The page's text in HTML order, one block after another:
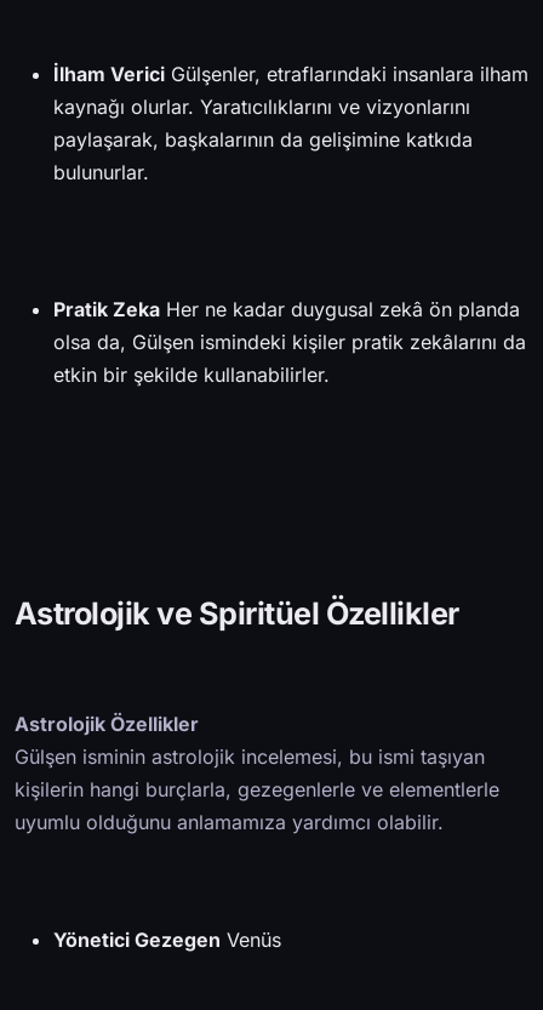
İlham Verici Gülşenler, etraflarındaki insanlara ilham
kaynağı olurlar. Yaratıcılıklarını ve vizyonlarını
paylaşarak, başkalarının da gelişimine katkıda
bulunurlar.
Pratik Zeka Her ne kadar duygusal zekâ ön planda
olsa da, Gülşen ismindeki kişiler pratik zekâlarını da
etkin bir şekilde kullanabilirler.
Astrolojik ve Spiritüel Özellikler
Astrolojik Özellikler
Gülşen isminin astrolojik incelemesi, bu ismi taşıyan
kişilerin hangi burçlarla, gezegenlerle ve elementlerle
uyumlu olduğunu anlamamıza yardımcı olabilir.
Yönetici Gezegen Venüs